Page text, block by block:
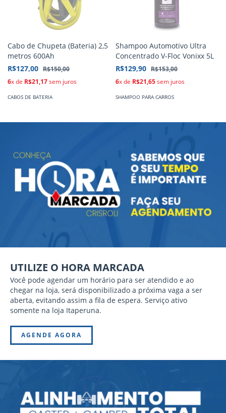
Cabo de Chupeta (Bateria) 2,5
metros 600Ah
R$127,00 R$150,00
6x de R$21,17sem juros
CABOS DE BATERIA
Shampoo Automotivo Ultra
Concentrado V-Floc Vonixx 5L
R$129,90 R$153,00
6x de R$21,65sem juros
SHAMPOO PARA CARROS
UTILIZE O HORA MARCADA
Você pode agendar um horário para ser atendido e ao
chegar na loja, será disponibilizado a próxima vaga a ser
aberta, evitando assim a fila de espera. Serviço ativo
somente na loja Itaperuna.
AGENDE AGORA